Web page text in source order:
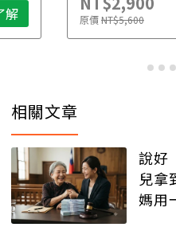
解 原價NT$5,600
相關文章
說好
兒拿
媽用